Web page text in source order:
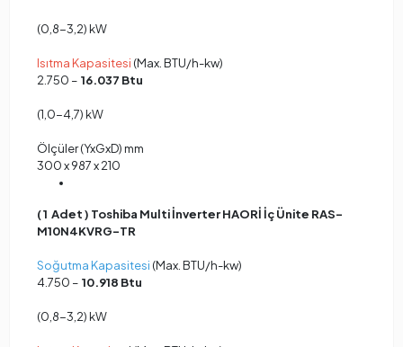
(0,8-3,2) kW
Isıtma Kapasitesi (Max. BTU/h-kw)
2.750 – 16.037 Btu
(1,0-4,7) kW
Ölçüler (YxGxD) mm
300 x 987 x 210
( 1 Adet ) Toshiba Multi İnverter HAORİ İç Ünite RAS-
M10N4KVRG-TR
Soğutma Kapasitesi (Max. BTU/h-kw)
4.750 – 10.918 Btu
(0,8-3,2) kW